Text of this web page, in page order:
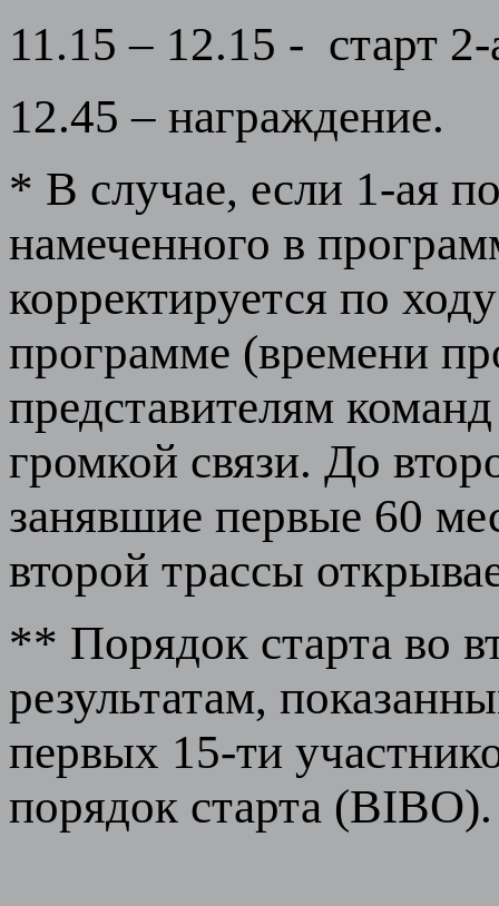
11.15 – 12.15 - старт
12.45 – награждение.
* В случае, если 1-ая
намеченного в
корректируется по
программе (времени
представителям
громкой связи. До
занявшие первые 60
второй трассы
** Порядок старта во
результатам,
первых 15-ти
порядок старта (BIBO).